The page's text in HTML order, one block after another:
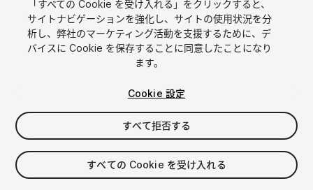
1/ 11
$7.99
消費税は決済時に計算されます
「すべての Cookie を受け入れる」をクリックすると、
サイトナビゲーションを強化し、サイトの使用状況を分
析し、弊社のマーケティング活動を支援するために、デ
バイスに Cookie を保存することに同意したことになり
ます。
Cookie 設定
すべて拒否する
すべての Cookie を受け入れる